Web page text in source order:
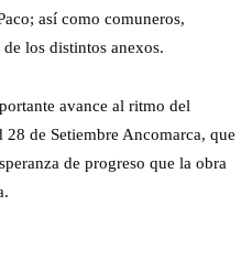
así como comuneros,
los distintos anexos.
avance al ritmo del
de Setiembre Ancomarca, que
de progreso que la obra